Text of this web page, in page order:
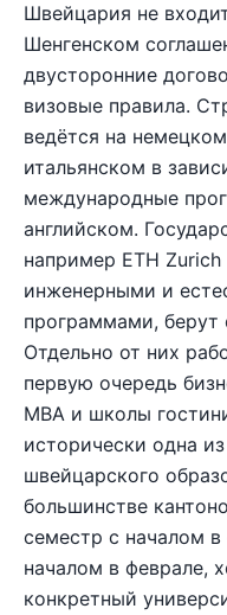
Швейцария не
Шенгенском
двусторонние
визовые правила.
ведётся на
итальянском в
международные
английском.
например ETH Zurich
инженерными и
программами, берут
Отдельно от них
первую очередь
MBA и школы
исторически одна
швейцарского
большинстве
семестр с началом в
началом в феврале,
конкретный